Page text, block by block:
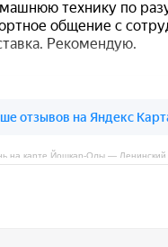
на карте Йошкар‑Олы — Ленинский